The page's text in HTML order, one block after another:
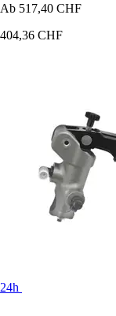
Ab 517,40 CHF
404,36 CHF
24h